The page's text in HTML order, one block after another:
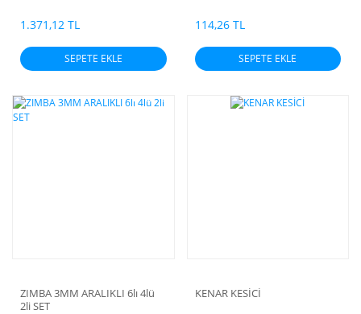
1.371,12 TL
SEPETE EKLE
114,26 TL
SEPETE EKLE
ZIMBA 3MM ARALIKLI 6lı 4lü
2li SET
KENAR KESİCİ